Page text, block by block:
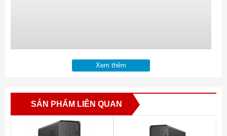
Xem thêm
SẢN PHẨM LIÊN QUAN